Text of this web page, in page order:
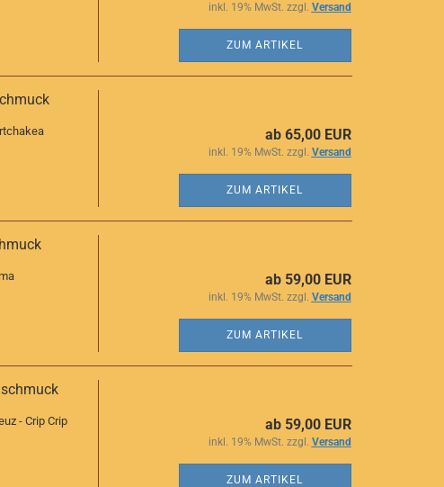
inkl. 19% MwSt. zzgl. Versand
ZUM ARTIKEL
ab 65,00 EUR
inkl. 19% MwSt. zzgl. Versand
ZUM ARTIKEL
ab 59,00 EUR
inkl. 19% MwSt. zzgl. Versand
ZUM ARTIKEL
- Crip Crip ab 59,00 EUR
inkl. 19% MwSt. zzgl. Versand
ZUM ARTIKEL